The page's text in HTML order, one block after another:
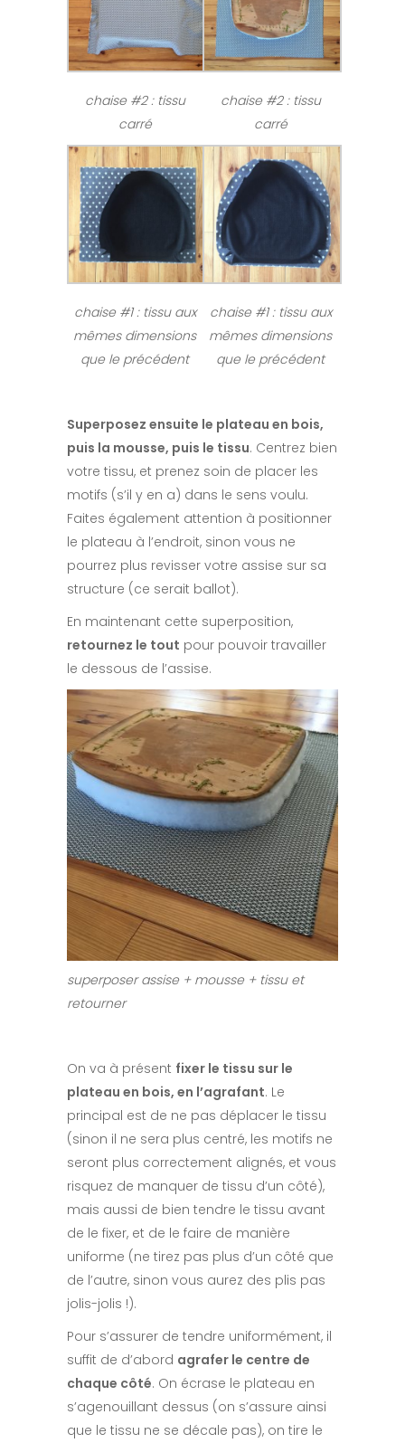
chaise #2 : tissu
carré
chaise #2 : tissu
carré
chaise #1 : tissu aux
mêmes dimensions
que le précédent
chaise #1 : tissu aux
mêmes dimensions
que le précédent
Superposez ensuite le plateau en bois,
puis la mousse, puis le tissu. Centrez bien
votre tissu, et prenez soin de placer les
motifs (s’il y en a) dans le sens voulu.
Faites également attention à positionner
le plateau à l’endroit, sinon vous ne
pourrez plus revisser votre assise sur sa
structure (ce serait ballot).
En maintenant cette superposition,
retournez le tout pour pouvoir travailler
le dessous de l’assise.
superposer assise + mousse + tissu et
retourner
On va à présent fixer le tissu sur le
plateau en bois, en l’agrafant. Le
principal est de ne pas déplacer le tissu
(sinon il ne sera plus centré, les motifs ne
seront plus correctement alignés, et vous
risquez de manquer de tissu d’un côté),
mais aussi de bien tendre le tissu avant
de le fixer, et de le faire de manière
uniforme (ne tirez pas plus d’un côté que
de l’autre, sinon vous aurez des plis pas
jolis-jolis !).
Pour s’assurer de tendre uniformément, il
suffit de d’abord agrafer le centre de
chaque côté. On écrase le plateau en
s’agenouillant dessus (on s’assure ainsi
que le tissu ne se décale pas), on tire le